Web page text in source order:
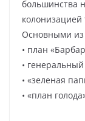
большинства
Основными из
• план
•
• «зеленая
• «план